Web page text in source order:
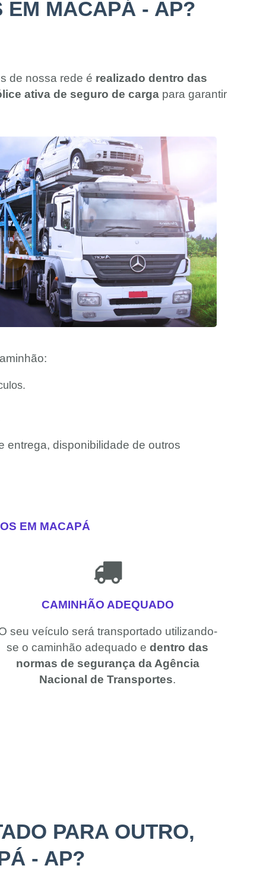
EM MACAPÁ - AP?
de nossa rede é realizado dentro das
ativa de seguro de carga para garantir
entrega, disponibilidade de outros
EM MACAPÁ
CAMINHÃO ADEQUADO
seu veículo será transportado utilizando-
se o caminhão adequado edentro das
normas de segurança da Agência
Nacional de Transportes.
PARA OUTRO,
- AP?